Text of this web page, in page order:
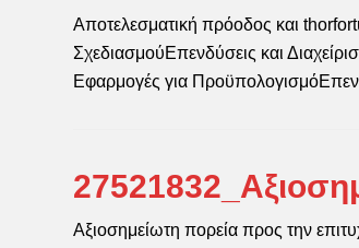
Αποτελεσματική πρόοδος και
ΣχεδιασμούΕπενδύσεις και
Εφαρμογές για
Αξιοσημείωτη πορεία προς την